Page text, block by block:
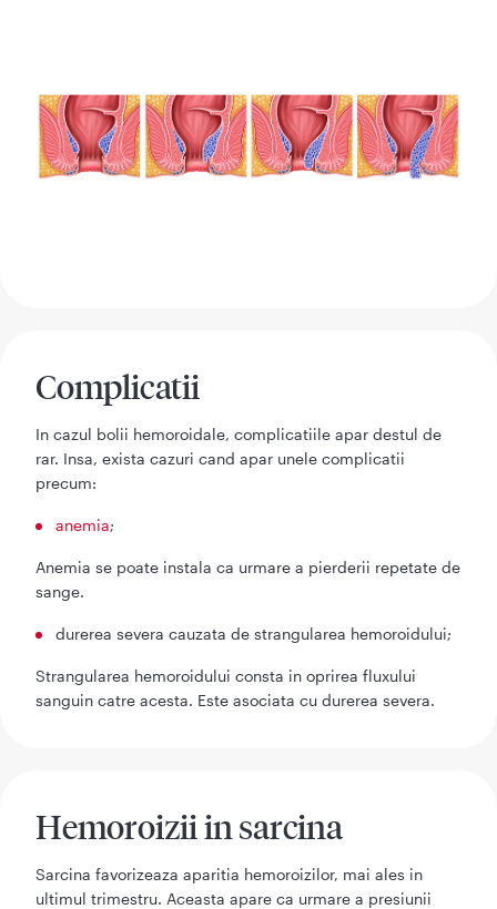
Complicatii
In cazul bolii hemoroidale, complicatiile apar destul de
rar. Insa, exista cazuri cand apar unele complicatii
precum:
anemia;
Anemia se poate instala ca urmare a pierderii repetate de
sange.
durerea severa cauzata de strangularea hemoroidului;
Strangularea hemoroidului consta in oprirea fluxului
sanguin catre acesta. Este asociata cu durerea severa.
Hemoroizii in sarcina
Sarcina favorizeaza aparitia hemoroizilor, mai ales in
ultimul trimestru. Aceasta apare ca urmare a presiunii